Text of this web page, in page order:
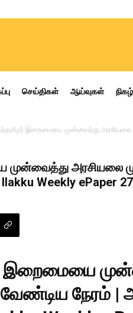
செய்திகள் ஆய்வுகள்
இறைமையை முன்வைத்து
அரசியலை
Weekly ePaper
இறைமையை
நேரம் |